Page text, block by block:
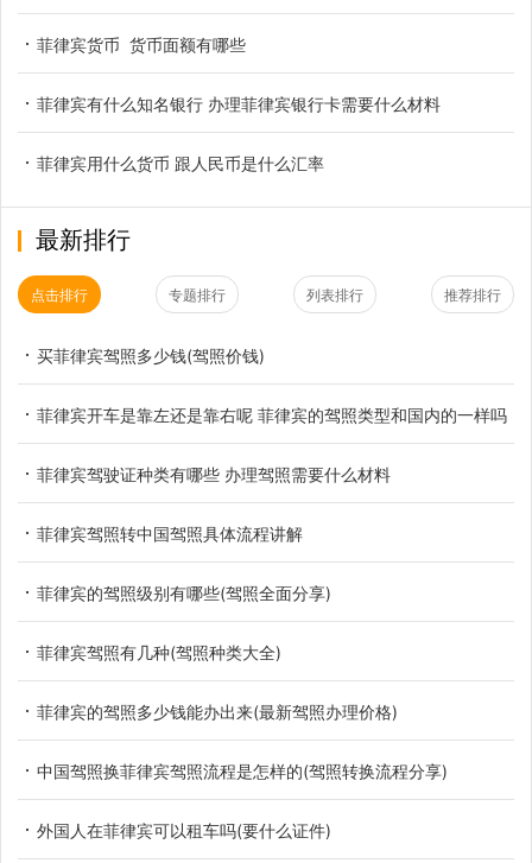
菲律宾货币 货币面额有哪些
菲律宾有什么知名银行 办理菲律宾银行卡需要什么材料
菲律宾用什么货币 跟人民币是什么汇率
最新排行
点击排行 专题排行 列表排行 推荐排行
买菲律宾驾照多少钱(驾照价钱)
菲律宾开车是靠左还是靠右呢 菲律宾的驾照类型和国内的一样吗
菲律宾驾驶证种类有哪些 办理驾照需要什么材料
菲律宾驾照转中国驾照具体流程讲解
菲律宾的驾照级别有哪些(驾照全面分享)
菲律宾驾照有几种(驾照种类大全)
菲律宾的驾照多少钱能办出来(最新驾照办理价格)
中国驾照换菲律宾驾照流程是怎样的(驾照转换流程分享)
外国人在菲律宾可以租车吗(要什么证件)